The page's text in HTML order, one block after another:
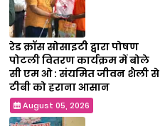
रेड क्रॉस सोसाइटी द्वारा पोषण
पोटली वितरण कार्यक्रम में बोले
सी एम ओ : संयमित जीवन शैली से
टीबी को हराना आसान
August 05, 2026